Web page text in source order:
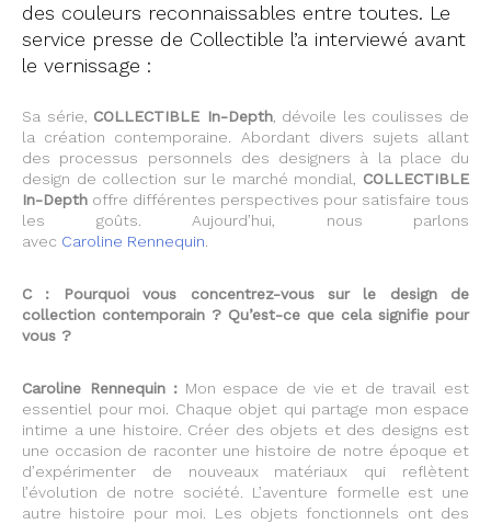
des couleurs reconnaissables entre toutes. Le
service presse de Collectible l’a interviewé avant
le vernissage :
Sa série, COLLECTIBLE In-Depth, dévoile les coulisses de
la création contemporaine. Abordant divers sujets allant
des processus personnels des designers à la place du
design de collection sur le marché mondial, COLLECTIBLE
In-Depth offre différentes perspectives pour satisfaire tous
les goûts. Aujourd’hui, nous parlons
avec Caroline Rennequin.
C : Pourquoi vous concentrez-vous sur le design de
collection contemporain ? Qu’est-ce que cela signifie pour
vous ?
Caroline Rennequin : Mon espace de vie et de travail est
essentiel pour moi. Chaque objet qui partage mon espace
intime a une histoire. Créer des objets et des designs est
une occasion de raconter une histoire de notre époque et
d’expérimenter de nouveaux matériaux qui reflètent
l’évolution de notre société. L’aventure formelle est une
autre histoire pour moi. Les objets fonctionnels ont des